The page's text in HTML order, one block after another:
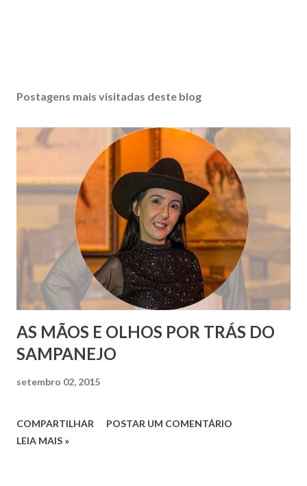
Postagens mais visitadas deste blog
AS MÃOS E OLHOS POR TRÁS DO
SAMPANEJO
setembro 02, 2015
COMPARTILHAR
POSTAR UM COMENTÁRIO
LEIA MAIS »